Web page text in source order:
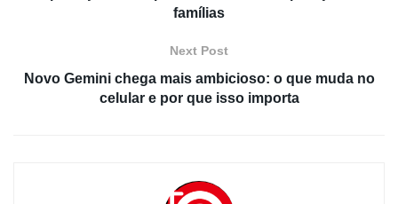
famílias
Next Post
Novo Gemini chega mais ambicioso: o que muda no
celular e por que isso importa